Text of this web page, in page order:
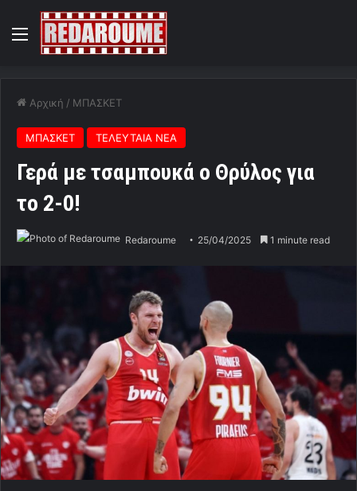
Menu
Αρχική / ΜΠΑΣΚΕΤ
ΜΠΑΣΚΕΤ ΤΕΛΕΥΤΑΙΑ ΝΕΑ
Γερά με τσαμπουκά ο Θρύλος για
το 2-0!
Redaroume 25/04/2025 1 minute read